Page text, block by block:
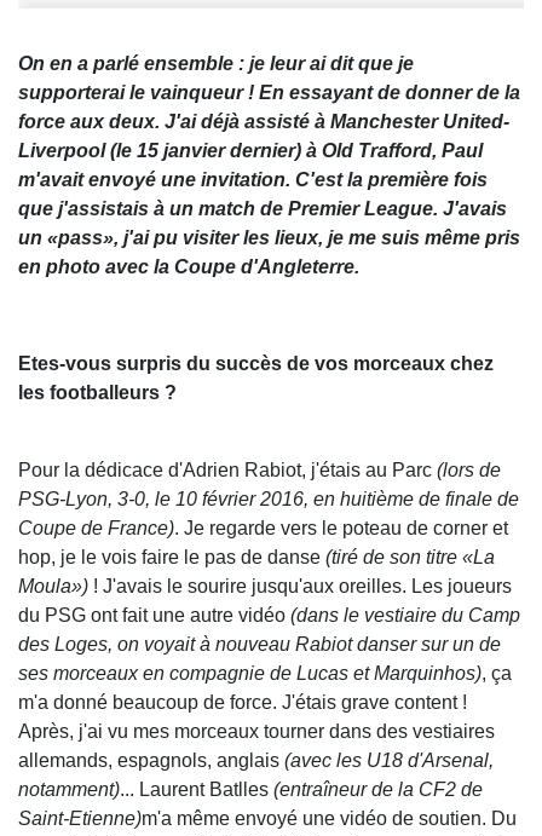
On en a parlé ensemble : je leur ai dit que je
supporterai le vainqueur ! En essayant de donner de la
force aux deux. J'ai déjà assisté à Manchester United-
Liverpool (le 15 janvier dernier) à Old Trafford, Paul
m'avait envoyé une invitation. C'est la première fois
que j'assistais à un match de Premier League. J'avais
un «pass», j'ai pu visiter les lieux, je me suis même pris
en photo avec la Coupe d'Angleterre.
Etes-vous surpris du succès de vos morceaux chez
les footballeurs ?
Pour la dédicace d'Adrien Rabiot, j'étais au Parc (lors de
PSG-Lyon, 3-0, le 10 février 2016, en huitième de finale de
Coupe de France). Je regarde vers le poteau de corner et
hop, je le vois faire le pas de danse (tiré de son titre «La
Moula») ! J'avais le sourire jusqu'aux oreilles. Les joueurs
du PSG ont fait une autre vidéo (dans le vestiaire du Camp
des Loges, on voyait à nouveau Rabiot danser sur un de
ses morceaux en compagnie de Lucas et Marquinhos), ça
m'a donné beaucoup de force. J'étais grave content !
Après, j'ai vu mes morceaux tourner dans des vestiaires
allemands, espagnols, anglais (avec les U18 d'Arsenal,
notamment)... Laurent Batlles (entraîneur de la CF2 de
Saint-Etienne)m'a même envoyé une vidéo de soutien. Du